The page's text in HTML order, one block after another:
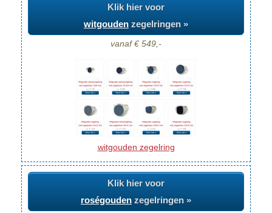
Klik hier voor
witgouden zegelringen »
vanaf € 549,-
witgouden zegelring
Klik hier voor
roségouden zegelringen »